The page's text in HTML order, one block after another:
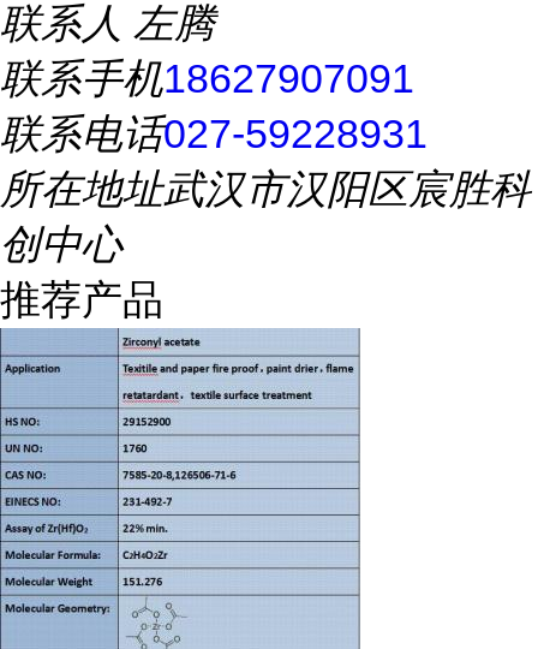
联系人 左腾
联系手机18627907091
联系电话027-59228931
所在地址武汉市汉阳区宸胜科
创中心
推荐产品